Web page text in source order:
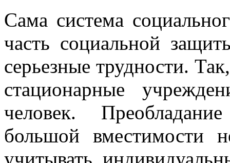
Сама система
часть социальной
серьезные трудности.
стационарные
человек.
большой вместимости
учитывать